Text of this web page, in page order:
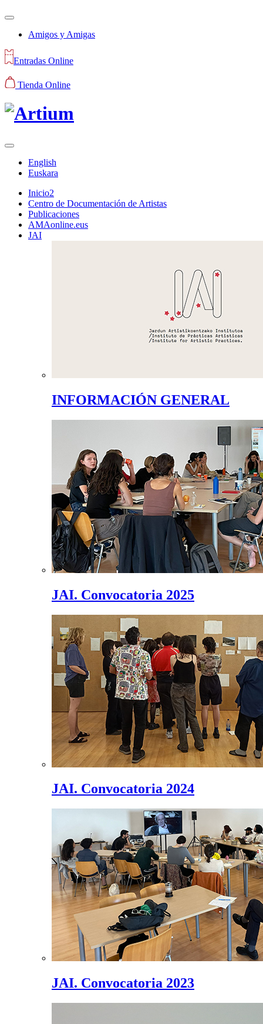
Amigos y Amigas
Entradas Online
Tienda Online
English
Euskara
Inicio2
Centro de Documentación de Artistas
Publicaciones
AMAonline.eus
JAI
INFORMACIÓN GENERAL
JAI. Convocatoria 2025
JAI. Convocatoria 2024
JAI. Convocatoria 2023